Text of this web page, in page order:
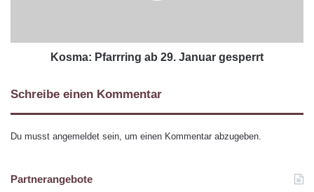
Kosma: Pfarrring ab 29. Januar gesperrt
Schreibe einen Kommentar
Du musst angemeldet sein, um einen Kommentar abzugeben.
Partnerangebote